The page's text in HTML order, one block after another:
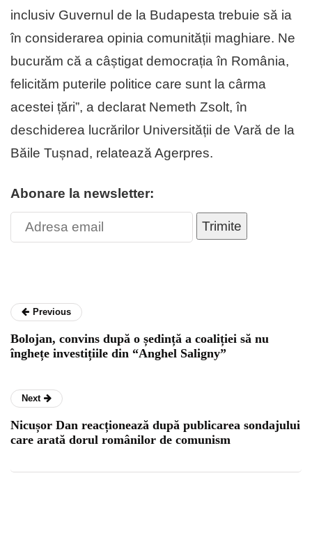
inclusiv Guvernul de la Budapesta trebuie să ia
în considerarea opinia comunității maghiare. Ne
bucurăm că a câștigat democrația în România,
felicităm puterile politice care sunt la cârma
acestei țări”, a declarat Nemeth Zsolt, în
deschiderea lucrărilor Universității de Vară de la
Băile Tușnad, relatează Agerpres.
Abonare la newsletter:
Trimite
Previous
Bolojan, convins după o ședință a coaliției să nu
înghețe investițiile din “Anghel Saligny”
Next
Nicușor Dan reacționează după publicarea sondajului
care arată dorul românilor de comunism